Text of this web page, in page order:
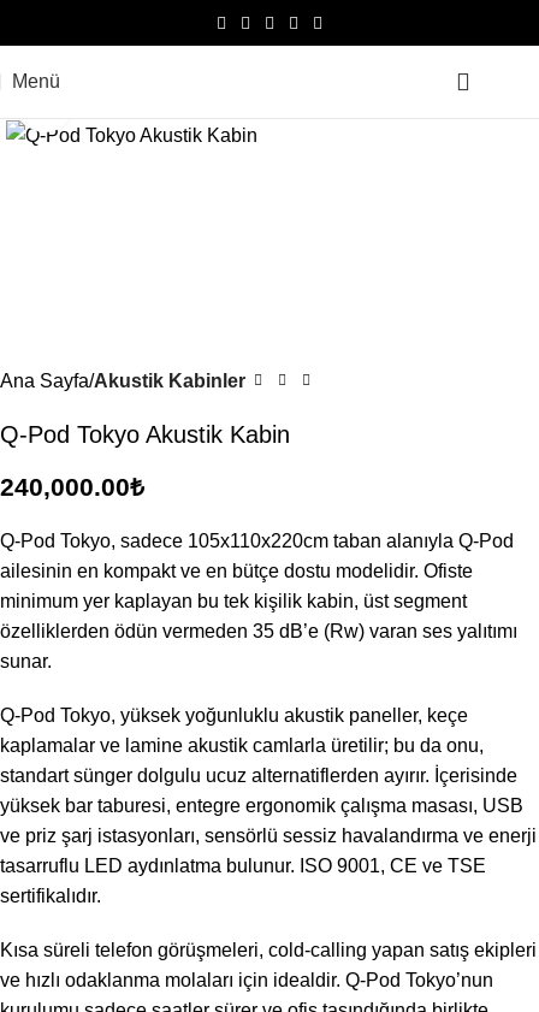
Menü
Ana Sayfa Akustik Kabinler
Q-Pod Tokyo Akustik Kabin
240,000.00₺
Q-Pod Tokyo, sadece 105x110x220cm taban alanıyla Q-Pod
ailesinin en kompakt ve en bütçe dostu modelidir. Ofiste
minimum yer kaplayan bu tek kişilik kabin, üst segment
özelliklerden ödün vermeden 35 dB’e (Rw) varan ses yalıtımı
sunar.
Q-Pod Tokyo, yüksek yoğunluklu akustik paneller, keçe
kaplamalar ve lamine akustik camlarla üretilir; bu da onu,
standart sünger dolgulu ucuz alternatiflerden ayırır. İçerisinde
yüksek bar taburesi, entegre ergonomik çalışma masası, USB
ve priz şarj istasyonları, sensörlü sessiz havalandırma ve enerji
tasarruflu LED aydınlatma bulunur. ISO 9001, CE ve TSE
sertifikalıdır.
Kısa süreli telefon görüşmeleri, cold-calling yapan satış ekipleri
ve hızlı odaklanma molaları için idealdir. Q-Pod Tokyo’nun